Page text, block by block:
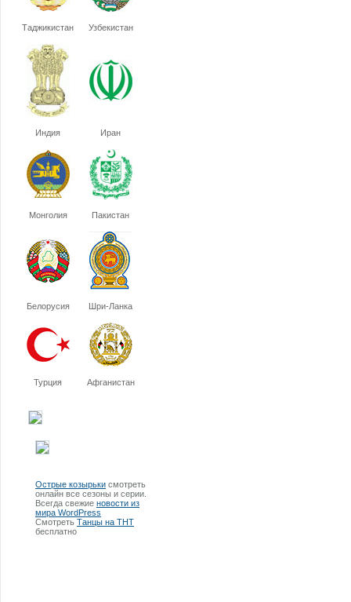
Таджикистан Узбекистан
Индия Иран
Монголия Пакистан
Белорусия Шри-Ланка
Турция Афганистан
Острые козырьки смотреть
онлайн все сезоны и серии.
Всегда свежие новости из
мира WordPress
Смотреть Танцы на ТНТ
бесплатно